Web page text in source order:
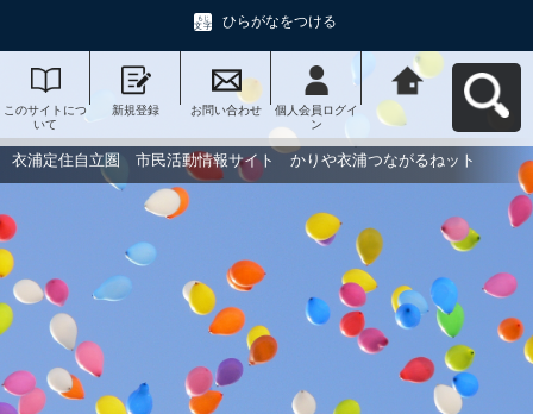
ひらがなをつける
このサイトにつ
いて
新規登録 お問い合わせ
個人会員ログイ
ン
衣浦定住自立
圏 市民活動情
報サイト かり
や衣浦つながる
ねットへ戻る
衣浦定住自立圏 市民活動情報サイト かりや衣浦つながるねット